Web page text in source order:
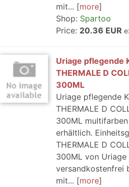
mit...
more
Shop: Spartoo
Price: 20.36 EUR
Uriage pflegende
THERMALE D
300ML
Uriage pflegende
THERMALE D
300ML
erhältlich.
THERMALE D
300ML von
versandkostenfrei
mit...
more